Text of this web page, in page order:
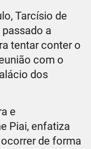
Tarcísio de
a
tentar conter o
com o
dos
e
Piai, enfatiza
de forma